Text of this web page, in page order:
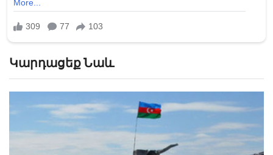
Կարդացեք Նաև
«Մինչ օրս ոտք չեմ դրել իմ տուն. մինչև ամեն բան
չպարզվի, ոտքը գյուղից դուրս չի դնի»